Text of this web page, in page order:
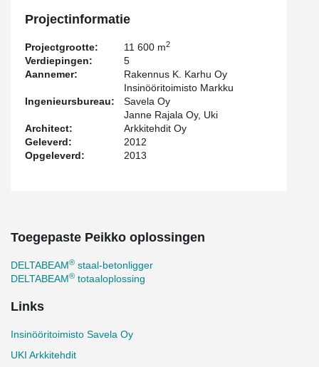
Projectinformatie
Projectgrootte: 11 600 m2
Verdiepingen:
5
Aannemer:
Rakennus K. Karhu Oy
Ingenieursbureau:
Insinööritoimisto Markku
Savela Oy
Architect:
Janne Rajala Oy, Uki
Arkkitehdit Oy
Geleverd:
2012
Opgeleverd:
2013
Toegepaste Peikko oplossingen
DELTABEAM® staal-betonligger
DELTABEAM® totaaloplossing
Links
Insinööritoimisto Savela Oy
UKI Arkkitehdit